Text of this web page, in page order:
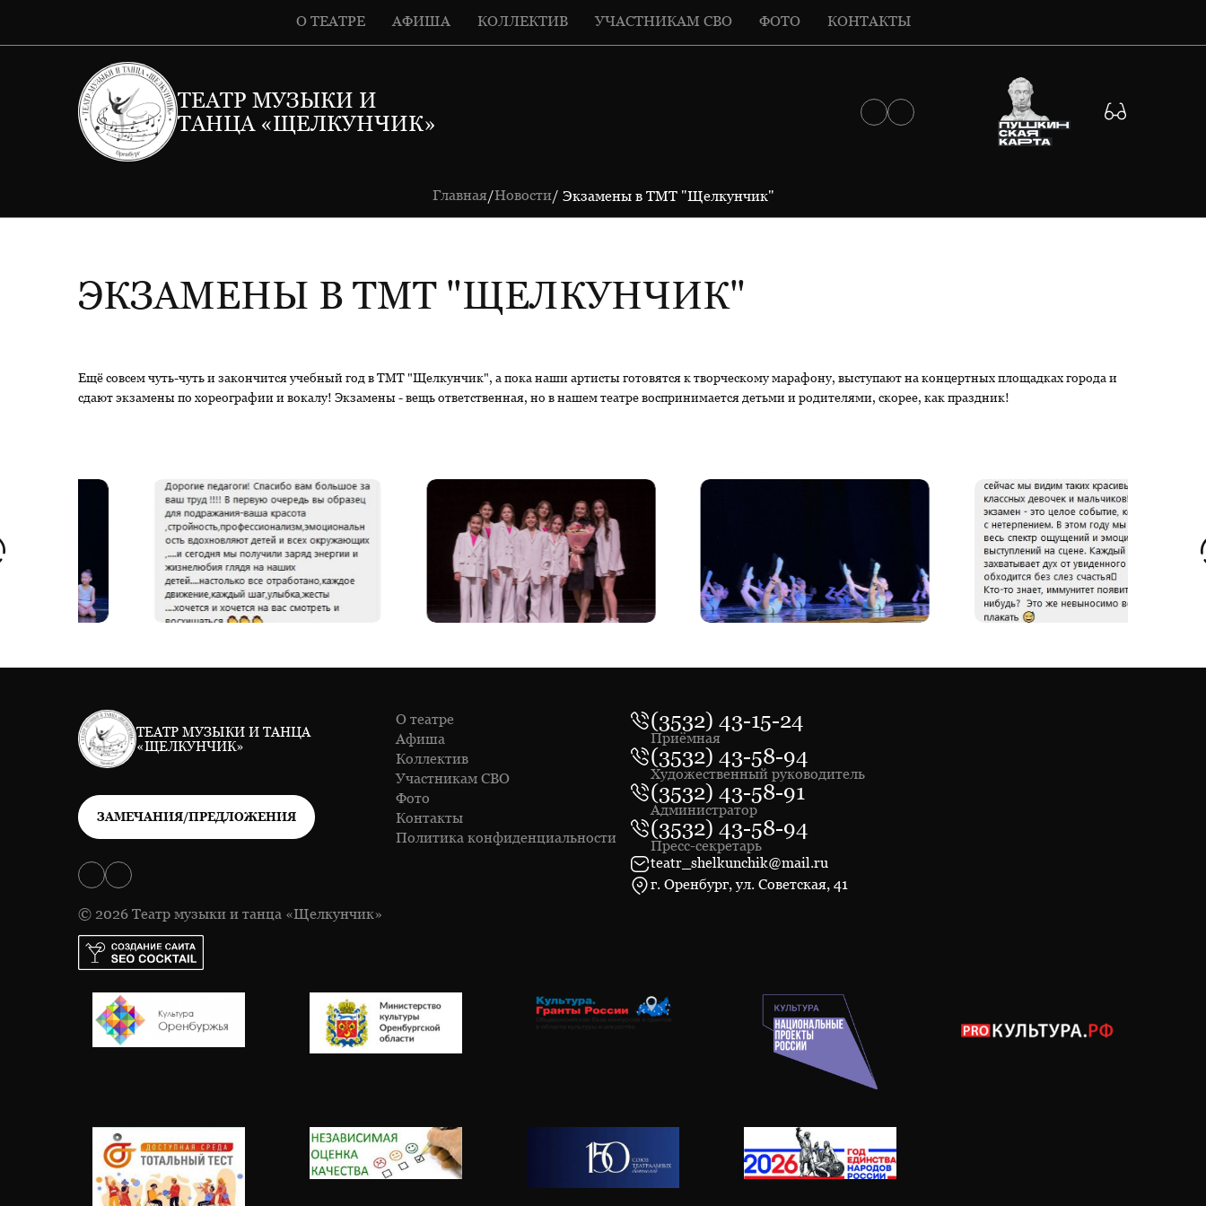
О ТЕАТРЕ АФИША КОЛЛЕКТИВ УЧАСТНИКАМ СВО ФОТО КОНТАКТЫ
ТЕАТР МУЗЫКИ И
ТАНЦА «ЩЕЛКУНЧИК»
Главная/Новости/ Экзамены в ТМТ "Щелкунчик"
ЭКЗАМЕНЫ В ТМТ "ЩЕЛКУНЧИК"
Ещё совсем чуть-чуть и закончится учебный год в ТМТ "Щелкунчик", а пока наши артисты готовятся к творческому марафону, выступают на концертных площадках города и
сдают экзамены по хореографии и вокалу! Экзамены - вещь ответственная, но в нашем театре воспринимается детьми и родителями, скорее, как праздник!
ТЕАТР МУЗЫКИ И ТАНЦА
«ЩЕЛКУНЧИК»
ЗАМЕЧАНИЯ/ПРЕДЛОЖЕНИЯ
© 2026 Театр музыки и танца «Щелкунчик»
О театре
Афиша
Коллектив
Участникам СВО
Фото
Контакты
Политика конфиденциальности
(3532) 43-15-24
Приёмная
(3532) 43-58-94
Художественный руководитель
(3532) 43-58-91
Администратор
(3532) 43-58-94
Пресс-секретарь
teatr_shelkunchik@mail.ru
г. Оренбург, ул. Советская, 41